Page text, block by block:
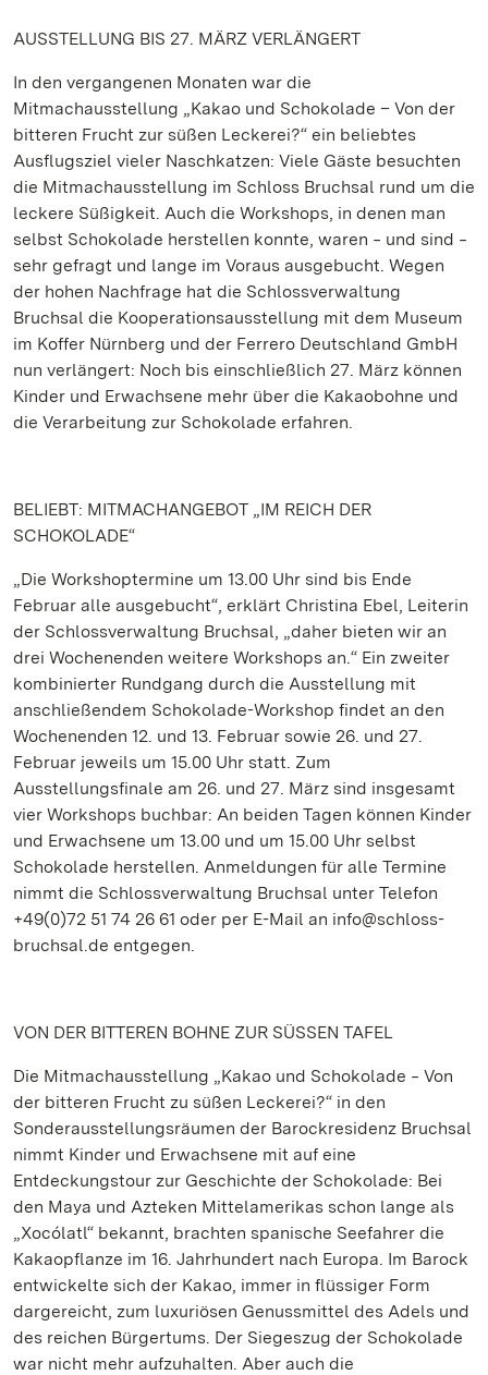
AUSSTELLUNG BIS 27. MÄRZ VERLÄNGERT
In den vergangenen Monaten war die
Mitmachausstellung „Kakao und Schokolade – Von der
bitteren Frucht zur süßen Leckerei?“ ein beliebtes
Ausflugsziel vieler Naschkatzen: Viele Gäste besuchten
die Mitmachausstellung im Schloss Bruchsal rund um die
leckere Süßigkeit. Auch die Workshops, in denen man
selbst Schokolade herstellen konnte, waren ‒ und sind ‒
sehr gefragt und lange im Voraus ausgebucht. Wegen
der hohen Nachfrage hat die Schlossverwaltung
Bruchsal die Kooperationsausstellung mit dem Museum
im Koffer Nürnberg und der Ferrero Deutschland GmbH
nun verlängert: Noch bis einschließlich 27. März können
Kinder und Erwachsene mehr über die Kakaobohne und
die Verarbeitung zur Schokolade erfahren.
BELIEBT: MITMACHANGEBOT „IM REICH DER
SCHOKOLADE“
„Die Workshoptermine um 13.00 Uhr sind bis Ende
Februar alle ausgebucht“, erklärt Christina Ebel, Leiterin
der Schlossverwaltung Bruchsal, „daher bieten wir an
drei Wochenenden weitere Workshops an.“ Ein zweiter
kombinierter Rundgang durch die Ausstellung mit
anschließendem Schokolade-Workshop findet an den
Wochenenden 12. und 13. Februar sowie 26. und 27.
Februar jeweils um 15.00 Uhr statt. Zum
Ausstellungsfinale am 26. und 27. März sind insgesamt
vier Workshops buchbar: An beiden Tagen können Kinder
und Erwachsene um 13.00 und um 15.00 Uhr selbst
Schokolade herstellen. Anmeldungen für alle Termine
nimmt die Schlossverwaltung Bruchsal unter Telefon
+49(0)72 51 74 26 61 oder per E-Mail an info@schloss-
bruchsal.de entgegen.
VON DER BITTEREN BOHNE ZUR SÜSSEN TAFEL
Die Mitmachausstellung „Kakao und Schokolade ‒ Von
der bitteren Frucht zu süßen Leckerei?“ in den
Sonderausstellungsräumen der Barockresidenz Bruchsal
nimmt Kinder und Erwachsene mit auf eine
Entdeckungstour zur Geschichte der Schokolade: Bei
den Maya und Azteken Mittelamerikas schon lange als
„Xocólatl“ bekannt, brachten spanische Seefahrer die
Kakaopflanze im 16. Jahrhundert nach Europa. Im Barock
entwickelte sich der Kakao, immer in flüssiger Form
dargereicht, zum luxuriösen Genussmittel des Adels und
des reichen Bürgertums. Der Siegeszug der Schokolade
war nicht mehr aufzuhalten. Aber auch die